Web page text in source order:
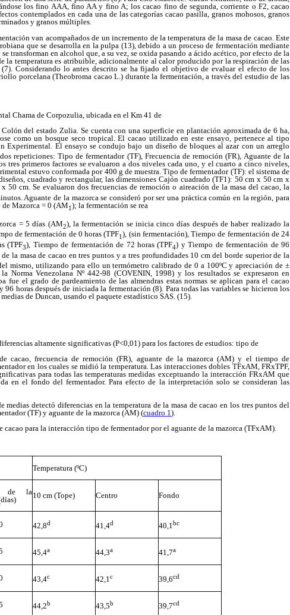
los fino AAA, fino AA y fino A; los cacao fino de segunda, corriente o F2, cacao
contemplados en cada una de las categorías cacao pasilla, granos mohosos, granos
y granos múltiples.
van acompañados de un incremento de la temperatura de la masa de cacao. Este
que se desarrolla en la pulpa (13), debido a un proceso de fermentación mediante
transforman en alcohol que, a su vez, se oxida pasando a ácido acético, por efecto de la
la temperatura es atribuible, adicionalmente al calor producido por la respiración de las
(7). Considerando lo antes descrito se ha fijado el objetivo de evaluar el efecto de los
porcelana (Theobroma cacao L.) durante la fermentación, a través del estudio de las
Chama de Corpozulia, ubicada en el Km 41 de
del estado Zulia. Se cuenta con una superficie en plantación aproximada de 6 ha,
como un bosque seco tropical. El cacao utilizado en este ensayo, pertenece al tipo
Experimental. El ensayo se condujo bajo un diseño de bloques al azar con un arreglo
repeticiones: Tipo de fermentador (TF), Frecuencia de remoción (FR), Aguante de la
tres primeros factores se evaluaron a dos niveles cada uno, y el cuarto a cinco niveles,
estuvo conformada por 400 g de muestra. Tipo de fermentador (TF): el sistema de
cuadrado y rectangular, las dimensiones Cajón cuadrado (TF1): 50 cm x 50 cm x
50 cm. Se evaluaron dos frecuencias de remoción o aireación de la masa del cacao, la
Aguante de la mazorca se consideró por ser una práctica común en la región, para
de Mazorca = 0 (AM1); la fermentación se rea
= 5 días (AM2), la fermentación se inicia cinco días después de haber realizado la
de fermentación de 0 horas (TPF1), (sin fermentación), Tiempo de fermentación de 24
(TPF3), Tiempo de fermentación de 72 horas (TPF4) y Tiempo de fermentación de 96
la masa de cacao en tres puntos y a tres profundidades 10 cm del borde superior de la
mismo, utilizando para ello un termómetro calibrado de 0 a 100ºC y apreciación de ±
Norma Venezolana Nº 442-98 (COVENIN, 1998) y los resultados se expresaron en
fue el grado de pardeamiento de las almendras estas normas se aplican para el cacao
horas después de iniciada la fermentación (8). Para todas las variables se hicieron los
de Duncan, usando el paquete estadístico SAS. (15).
altamente significativas (P<0,01) para los factores de estudios: tipo de
cacao, frecuencia de remoción (FR), aguante de la mazorca (AM) y el tiempo de
en los cuales se midió la temperatura. Las interacciones dobles TFxAM, FRxTPF,
para todas las temperaturas medidas exceptuando la interacción FRxAM que
en el fondo del fermentador. Para efecto de la interpretación solo se consideran las
detectó diferencias en la temperatura de la masa de cacao en los tres puntos del
(TF) y aguante de la mazorca (AM) (cuadro 1).
cacao para la interacción tipo de fermentador por el aguante de la mazorca (TFxAM).
Temperatura (ºC)
de la 10 cm (Tope) Centro Fondo
42,8d 41,4d 40,1bc
45,4a 44,3a 41,7a
43,4c 42,1c 39,6cd
44,2b 43,5b 39,7cd